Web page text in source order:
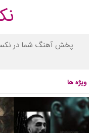
پخش آهنگ شما در
ویژه ها